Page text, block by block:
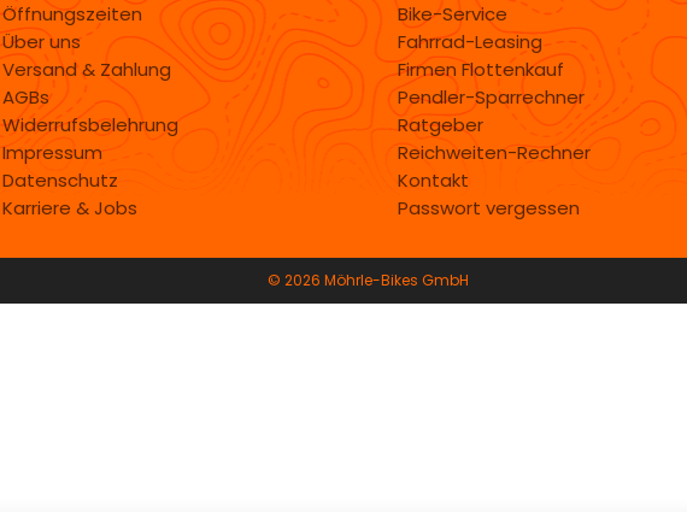
Öffnungszeiten
Über uns
Versand & Zahlung
AGBs
Widerrufsbelehrung
Impressum
Datenschutz
Karriere & Jobs
Bike-Service
Fahrrad-Leasing
Firmen Flottenkauf
Pendler-Sparrechner
Ratgeber
Reichweiten-Rechner
Kontakt
Passwort vergessen
© 2026 Möhrle-Bikes GmbH